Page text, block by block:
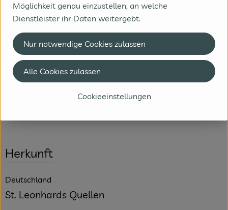
Zutaten
Produktdatenblatt
Herkunft
Deutschland
St. Leonhards Quellen
Möglichkeit genau einzustellen, an welche
Dienstleister ihr Daten weitergebt.
Cookieeinstellungen
Nur notwendige Cookies zulassen
Alle Cookies zulassen